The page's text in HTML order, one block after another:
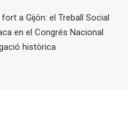
a Gijón: el Treball Social
en el Congrés Nacional
històrica